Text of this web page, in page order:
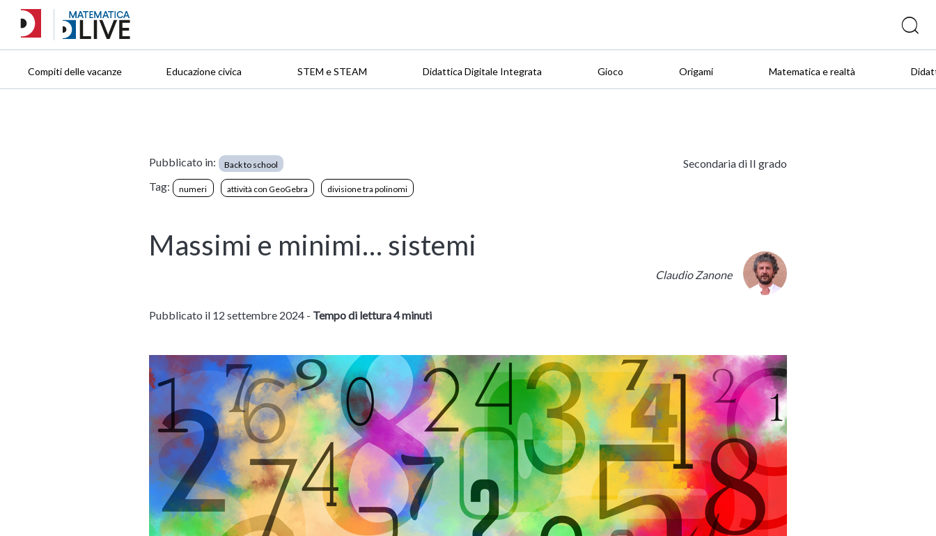
Compiti delle vacanze Educazione civica STEM e STEAM Didattica Digitale Integrata Gioco Origami Matematica e realtà
Pubblicato in: Back to school
Tag: numeri attività con GeoGebra divisione tra polinomi
Secondaria di II grado
Massimi e minimi… sistemi
Claudio Zanone
Pubblicato il 12 settembre 2024 - Tempo di lettura 4 minuti